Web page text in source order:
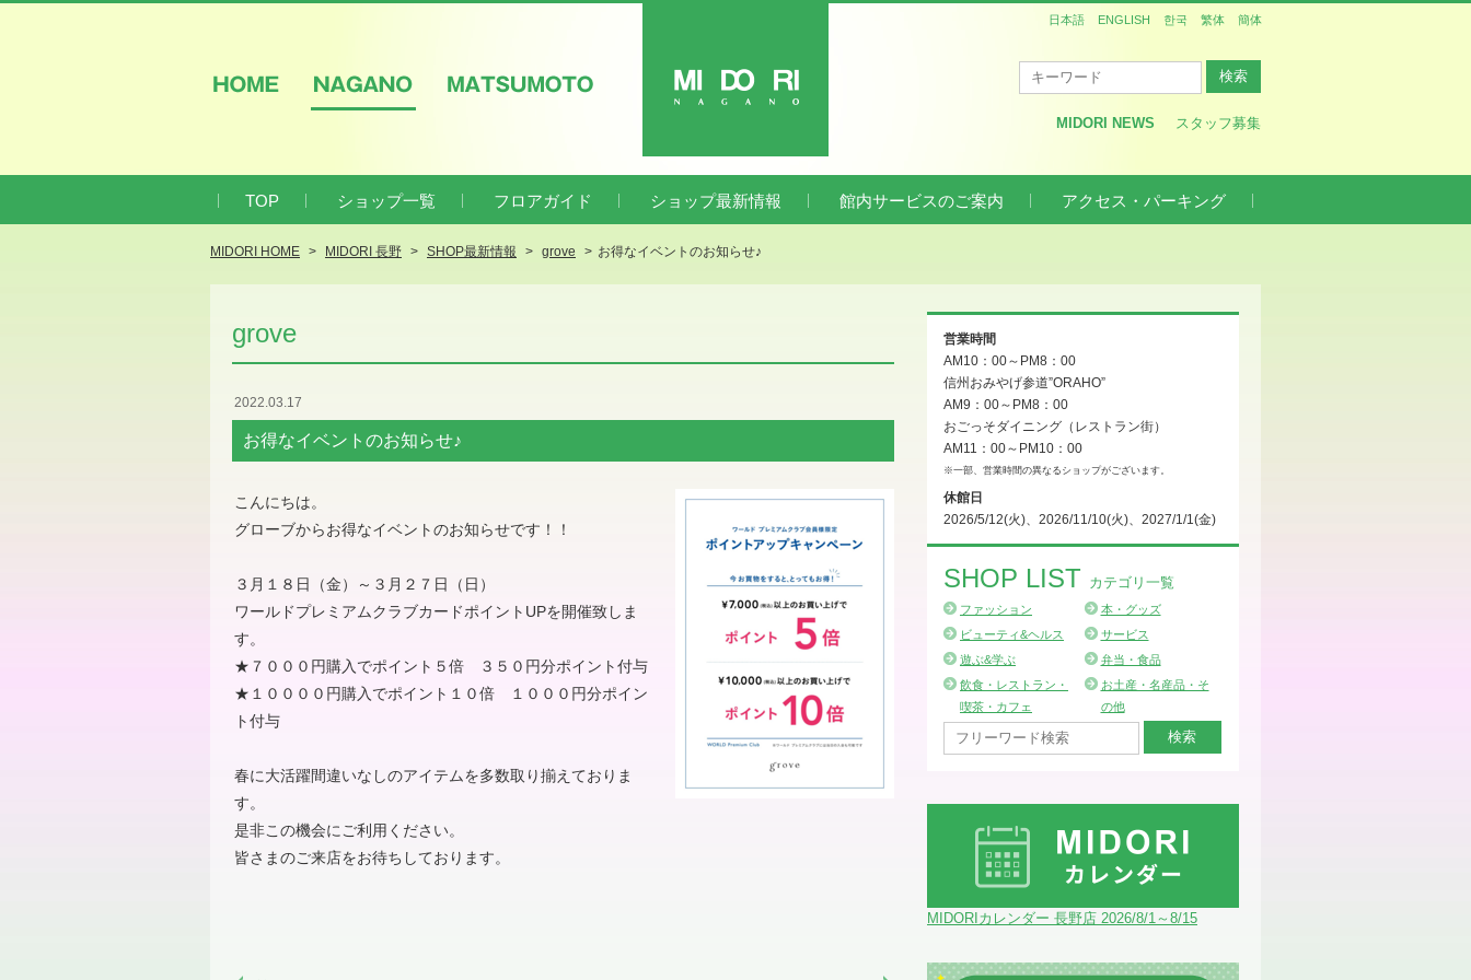
MIDORI NEWS
スタッフ募集
日本語 ENGLISH 한국 繁体 簡体
TOP ショップ一覧 フロアガイド ショップ最新情報 館内サービスのご案内 アクセス・パーキング
MIDORI HOME MIDORI 長野 SHOP最新情報 grove お得なイベントのお知らせ♪
grove
2022.03.17
お得なイベントのお知らせ♪
こんにちは。
グローブからお得なイベントのお知らせです！！
３月１８日（金）～３月２７日（日）
ワールドプレミアムクラブカードポイントUPを開催致しま
す。
★７０００円購入でポイント５倍 ３５０円分ポイント付与
★１００００円購入でポイント１０倍 １０００円分ポイン
ト付与
春に大活躍間違いなしのアイテムを多数取り揃えておりま
す。
是非この機会にご利用ください。
皆さまのご来店をお待ちしております。
営業時間
AM10：00～PM8：00
信州おみやげ参道”ORAHO”
AM9：00～PM8：00
おごっそダイニング（レストラン街）
AM11：00～PM10：00
※一部、営業時間の異なるショップがございます。
休館日
2026/5/12(火)、2026/11/10(火)、2027/1/1(金)
SHOP LIST カテゴリ一覧
ファッション
本・グッズ
ビューティ&ヘルス
サービス
遊ぶ&学ぶ
弁当・食品
飲食・レストラン・
喫茶・カフェ
お土産・名産品・そ
の他
MIDORIカレンダー 長野店 2026/8/1～8/15